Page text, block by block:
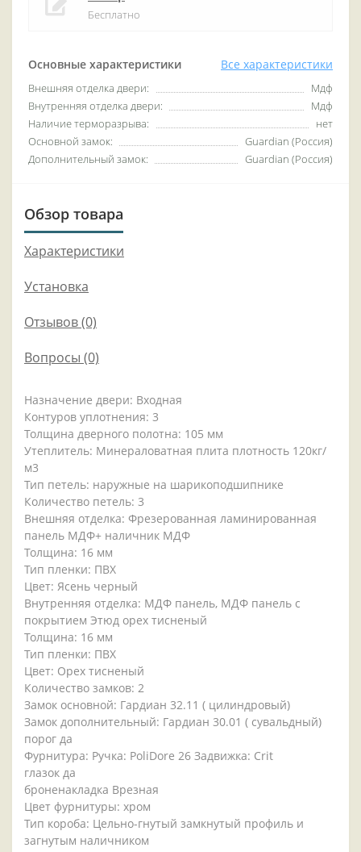
Основные характеристики Все характеристики
Внешняя отделка двери:
Мдф
Внутренняя отделка двери:
Мдф
Наличие терморазрыва:
нет
Основной замок:
Guardian (Россия)
Дополнительный замок:
Guardian (Россия)
Бесплатно
Обзор товара
Характеристики
Установка
Отзывов (0)
Вопросы (0)
Назначение двери: Входная
Контуров уплотнения: 3
Толщина дверного полотна: 105 мм
Утеплитель: Минераловатная плита плотность 120кг/
м3
Тип петель: наружные на шарикоподшипнике
Количество петель: 3
Внешняя отделка: Фрезерованная ламинированная
панель МДФ+ наличник МДФ
Толщина: 16 мм
Тип пленки: ПВХ
Цвет: Ясень черный
Внутренняя отделка: МДФ панель, МДФ панель с
покрытием Этюд орех тисненый
Толщина: 16 мм
Тип пленки: ПВХ
Цвет: Орех тисненый
Количество замков: 2
Замок основной: Гардиан 32.11 ( цилиндровый)
Замок дополнительный: Гардиан 30.01 ( сувальдный)
порог да
Фурнитура: Ручка: PoliDore 26 Задвижка: Crit
глазок да
броненакладка Врезная
Цвет фурнитуры: хром
Тип короба: Цельно-гнутый замкнутый профиль и
загнутым наличником